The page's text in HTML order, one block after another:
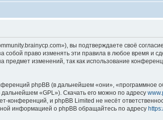
вы подтверждаете своё
право изменять эти правила в любое время и
изменений, так как использование
phpBB (в дальнейшем «они», «программное
дальнейшем «GPL»). Скачать его можно по адресу
конференций, и phpBB Limited не несёт
информацией о phpBB обращайтесь по адресу